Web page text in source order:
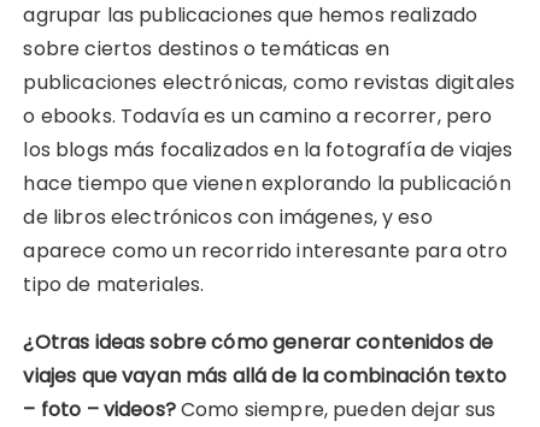
agrupar las publicaciones que hemos realizado
sobre ciertos destinos o temáticas en
publicaciones electrónicas, como revistas digitales
o ebooks. Todavía es un camino a recorrer, pero
los blogs más focalizados en la fotografía de viajes
hace tiempo que vienen explorando la publicación
de libros electrónicos con imágenes, y eso
aparece como un recorrido interesante para otro
tipo de materiales.
¿Otras ideas sobre cómo generar contenidos de
viajes que vayan más allá de la combinación texto
– foto – videos?Como siempre, pueden dejar sus